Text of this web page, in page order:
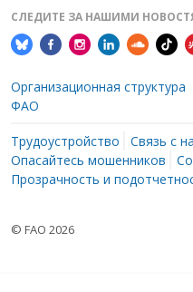
СЛЕДИТЕ ЗА НАШИМИ
Организационная структура
ФАО
Трудоустройство Связь с
Опасайтесь мошенников
Прозрачность и
© FAO 2026